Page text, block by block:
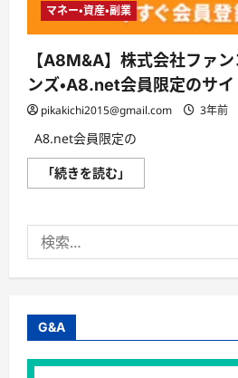
マネー・資産・副業
【A8M&A】株式会社ファ
ンズ・A8.net会員限定のサ
pikakichi2015@gmail.com 3年前
A8.net会員限定の
「続きを読む」
株
社
ン
コ
ー
ョ
索:
G&A